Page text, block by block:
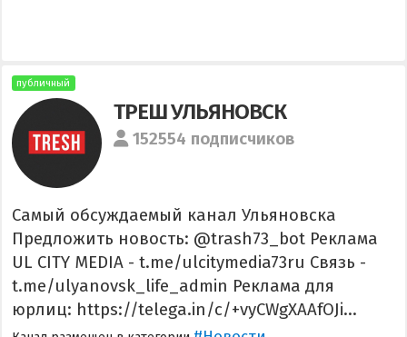
публичный
ТРЕШ УЛЬЯНОВСК
152554 подписчиков
Самый обсуждаемый канал Ульяновска
Предложить новость: @trash73_bot Реклама
UL CITY MEDIA - t.me/ulcitymedia73ru Связь -
t.me/ulyanovsk_life_admin Реклама для
юрлиц: https://telega.in/c/+vyCWgXAAfOJi...